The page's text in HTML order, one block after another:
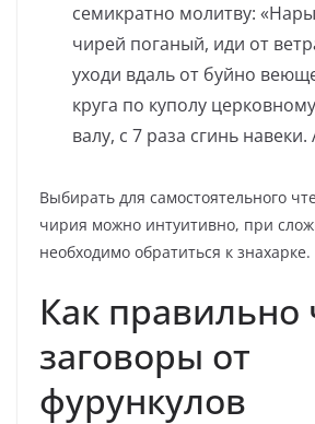
семикратно молитву:
чирей поганый, иди от
уходи вдаль от буйно
круга по куполу
валу, с 7 раза сгинь
Выбирать для самостоятельного
чирия можно интуитивно, при
необходимо обратиться к знахарке.
Как правильно
заговоры от
фурункулов